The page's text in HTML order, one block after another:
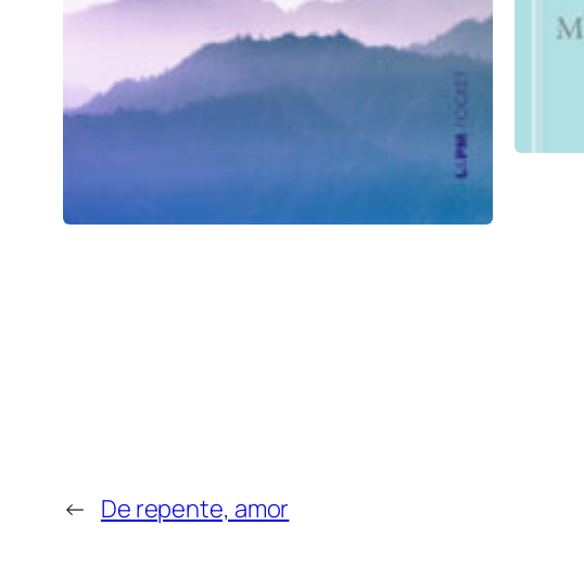
← De repente, amor